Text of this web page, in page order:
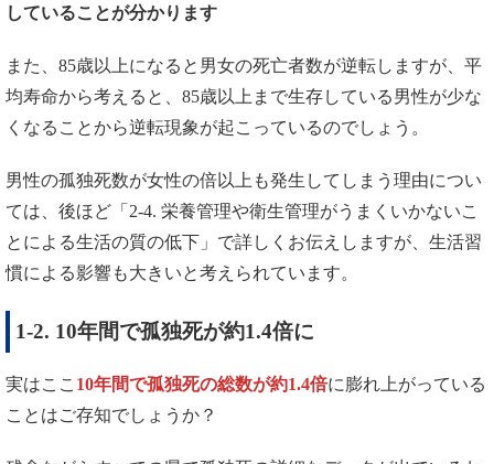
していることが分かります
また、85歳以上になると男女の死亡者数が逆転しますが、平
均寿命から考えると、85歳以上まで生存している男性が少な
くなることから逆転現象が起こっているのでしょう。
男性の孤独死数が女性の倍以上も発生してしまう理由につい
ては、後ほど「2-4. 栄養管理や衛生管理がうまくいかないこ
とによる生活の質の低下」で詳しくお伝えしますが、生活習
慣による影響も大きいと考えられています。
1-2. 10年間で孤独死が約1.4倍に
実はここ 10年間で孤独死の総数が約1.4倍に膨れ上がっている
ことはご存知でしょうか？